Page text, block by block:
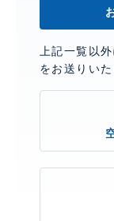
上記一覧以
をお送りいた